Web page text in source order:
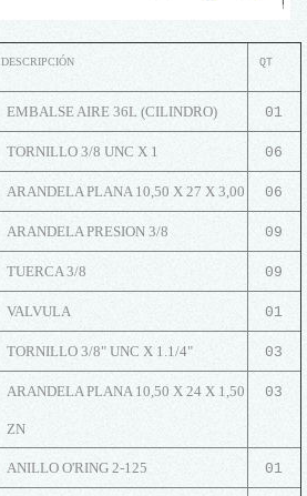
DESCRIPCIÓN QT
EMBALSE AIRE 36L (CILINDRO) 01
TORNILLO 3/8 UNC X 1 06
ARANDELA PLANA 10,50 X 27 X 3,00 06
ARANDELA PRESION 3/8 09
TUERCA 3/8 09
VALVULA 01
TORNILLO 3/8" UNC X 1.1/4" 03
ARANDELA PLANA 10,50 X 24 X 1,50
ZN
03
ANILLO O'RING 2-125 01